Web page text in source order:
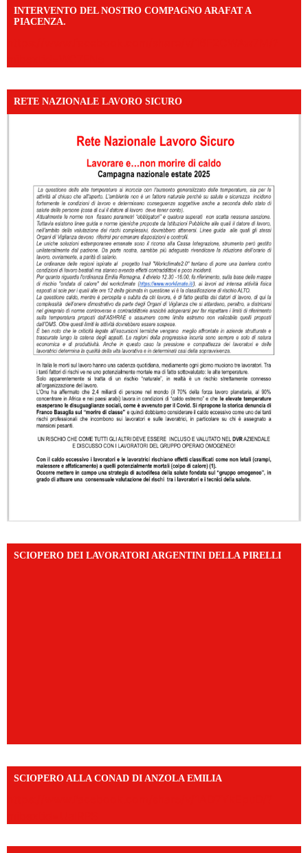
INTERVENTO DEL NOSTRO COMPAGNO ARAFAT A
PIACENZA.
RETE NAZIONALE LAVORO SICURO
SCIOPERO DEI LAVORATORI ARGENTINI DELLA PIRELLI
SCIOPERO ALLA CONAD DI ANZOLA EMILIA